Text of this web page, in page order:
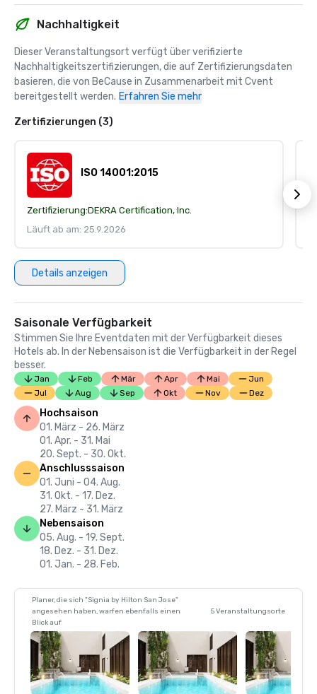
Nachhaltigkeit
Dieser Veranstaltungsort verfügt über verifizierte
Nachhaltigkeitszertifizierungen, die auf Zertifizierungsdaten
basieren, die von BeCause in Zusammenarbeit mit Cvent
bereitgestellt werden. Erfahren Sie mehr
Zertifizierungen (3)
ISO 14001:2015
Zertifizierung:DEKRA Certification, Inc.
Läuft ab am: 25.9.2026
Details anzeigen
Saisonale Verfügbarkeit
Stimmen Sie Ihre Eventdaten mit der Verfügbarkeit dieses
Hotels ab. In der Nebensaison ist die Verfügbarkeit in der Regel
besser.
Jan Feb Mär Apr Mai
Jun
Jul
Aug Sep Okt Nov Dez
Hochsaison
01. März - 26. März
01. Apr. - 31. Mai
20. Sept. - 30. Okt.
Anschlusssaison
01. Juni - 04. Aug.
31. Okt. - 17. Dez.
27. März - 31. März
Nebensaison
05. Aug. - 19. Sept.
18. Dez. - 31. Dez.
01. Jan. - 28. Feb.
Planer, die sich "Signia by Hilton San Jose"
angesehen haben, warfen ebenfalls einen
Blick auf
5 Veranstaltungsorte